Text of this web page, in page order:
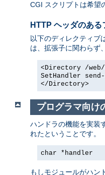
CGI スクリプトは希望
HTTP ヘッダのある
以下のディレクティブ
は、拡張子に関わらず、
<Directory /
SetHandler
</Directory>
プログラマ向け
ハンドラの機能を実装
れたということです。
char *handler
もしモジュールがハン